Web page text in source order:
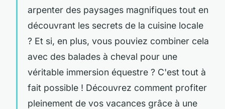
arpenter des paysages magnifiques tout en
découvrant les secrets de la cuisine locale
? Et si, en plus, vous pouviez combiner cela
avec des balades à cheval pour une
véritable immersion équestre ? C'est tout à
fait possible ! Découvrez comment profiter
pleinement de vos vacances grâce à une